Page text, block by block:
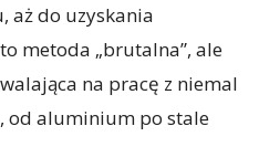
aż do uzyskania
metoda „brutalna”, ale
na pracę z niemal
od aluminium po stale